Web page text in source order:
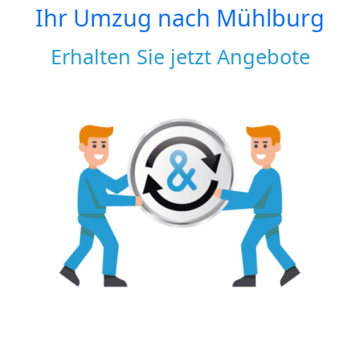
Ihr Umzug nach Mühlburg
Erhalten Sie jetzt Angebote